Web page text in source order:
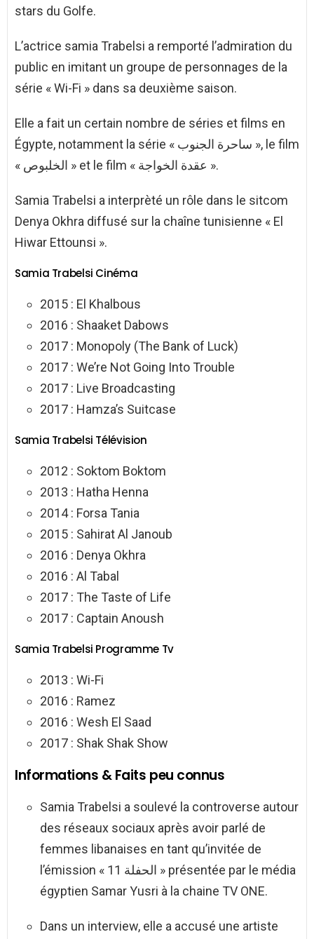
stars du Golfe.
L’actrice samia Trabelsi a remporté l’admiration du
public en imitant un groupe de personnages de la
série « Wi-Fi » dans sa deuxième saison.
Elle a fait un certain nombre de séries et films en
Égypte, notamment la série « ساحرة الجنوب », le film
« الخلبوص » et le film « عقدة الخواجة ».
Samia Trabelsi a interprèté un rôle dans le sitcom
Denya Okhra diffusé sur la chaîne tunisienne « El
Hiwar Ettounsi ».
Samia Trabelsi Cinéma
2015 : El Khalbous
2016 : Shaaket Dabows
2017 : Monopoly (The Bank of Luck)
2017 : We’re Not Going Into Trouble
2017 : Live Broadcasting
2017 : Hamza’s Suitcase
Samia Trabelsi Télévision
2012 : Soktom Boktom
2013 : Hatha Henna
2014 : Forsa Tania
2015 : Sahirat Al Janoub
2016 : Denya Okhra
2016 : Al Tabal
2017 : The Taste of Life
2017 : Captain Anoush
Samia Trabelsi Programme Tv
2013 : Wi-Fi
2016 : Ramez
2016 : Wesh El Saad
2017 : Shak Shak Show
Informations & Faits peu connus
Samia Trabelsi a soulevé la controverse autour
des réseaux sociaux après avoir parlé de
femmes libanaises en tant qu’invitée de
l’émission « الحفلة 11 » présentée par le média
égyptien Samar Yusri à la chaine TV ONE.
Dans un interview, elle a accusé une artiste